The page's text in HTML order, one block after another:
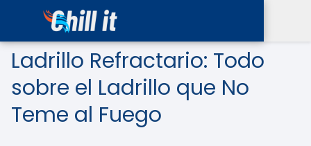
Ladrillo Refractario: Todo
sobre el Ladrillo que No
Teme al Fuego